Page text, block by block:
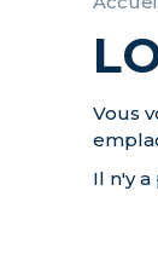
Vous
Il n'y